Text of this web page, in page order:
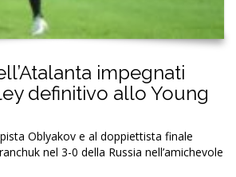
impegnati
definitivo allo Young
Oblyakov e al doppiettista finale
nel 3-0 della Russia nell’amichevole